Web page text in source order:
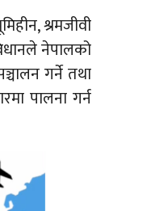
श्रमजीवी
नेपालको
गर्ने तथा
पालना गर्न